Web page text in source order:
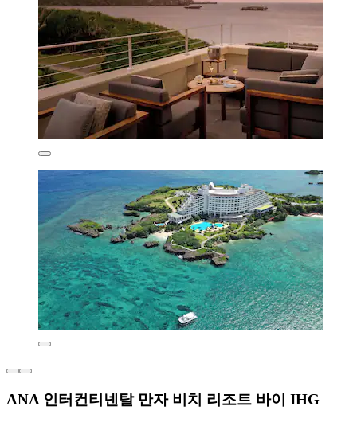
ANA 인터컨티넨탈 만자 비치 리조트 바이 IHG